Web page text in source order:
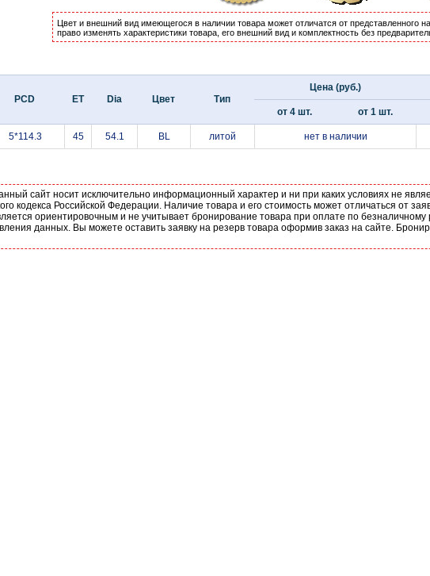
Цвет и внешний вид имеющегося в наличии товара может отличатся от представленного
право изменять характеристики товара, его внешний вид и комплектность без
PCD ET Dia Цвет Тип
Цена (руб.)
от 4 шт.
от 1 шт.
5*114.3 45 54.1 BL литой нет в наличии
сайт носит исключительно информационный характер и ни при каких условиях не
кодекса Российской Федерации. Наличие товара и его стоимость может отличаться от
ориентировочным и не учитывает бронирование товара при оплате по безналичному
данных. Вы можете оставить заявку на резерв товара оформив заказ на сайте.